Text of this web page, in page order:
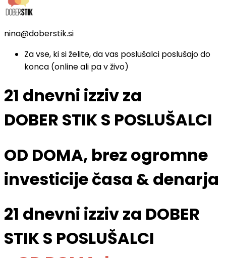
nina@doberstik.si
Za vse, ki si želite, da vas poslušalci poslušajo do
konca (online ali pa v živo)
21 dnevni izziv za
DOBER STIK S POSLUŠALCI
OD DOMA, brez ogromne
investicije časa & denarja
21 dnevni izziv za DOBER
STIK S POSLUŠALCI